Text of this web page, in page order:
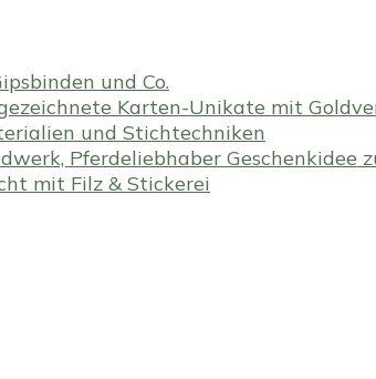
und Co.
Karten-Unikate mit
und Stichtechniken
Pferdeliebhaber Geschenkidee
mit Filz & Stickerei